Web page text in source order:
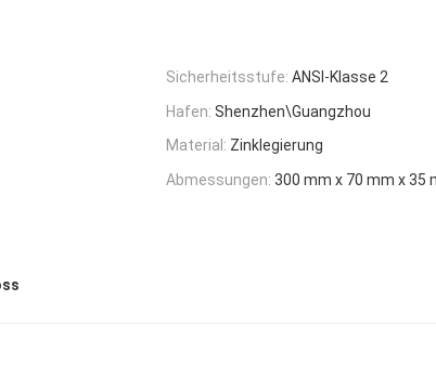
Sicherheitsstufe: ANSI-Klasse 2
Hafen: Shenzhen\Guangzhou
Material: Zinklegierung
Abmessungen: 300 mm x 70 mm x 35